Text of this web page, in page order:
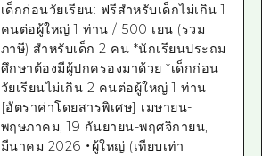
เด็กก่อนวัยเรียน: ฟรีสำหรับเด็กไม่เกิน 1
คนต่อผู้ใหญ่ 1 ท่าน / 500 เยน (รวม
ภาษี) สำหรับเด็ก 2 คน *นักเรียนประถม
ศึกษาต้องมีผู้ปกครองมาด้วย *เด็กก่อน
วัยเรียนไม่เกิน 2 คนต่อผู้ใหญ่ 1 ท่าน
[อัตราค่าโดยสารพิเศษ] เมษายน-
พฤษภาคม, 19 กันยายน-พฤศจิกายน,
มีนาคม 2026 ・ผู้ใหญ่ (เทียบเท่า